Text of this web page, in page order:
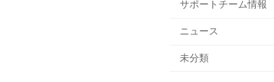
サポートチーム情報
ニュース
未分類